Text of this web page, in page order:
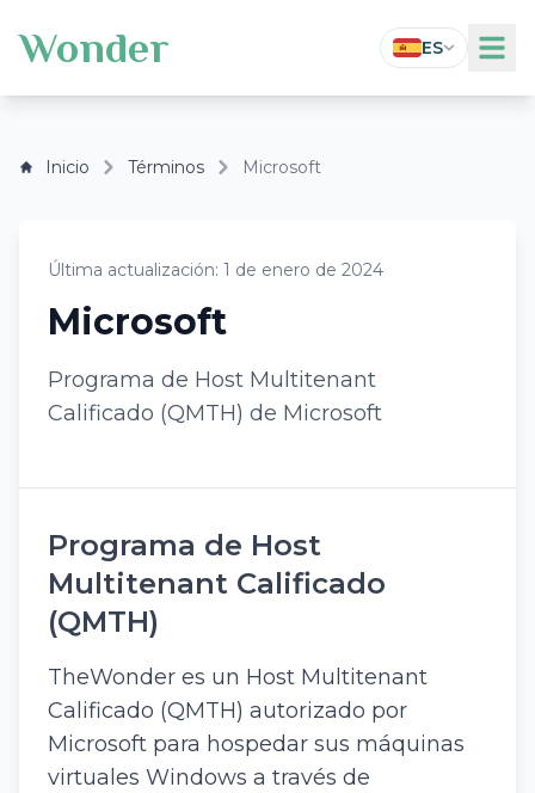
Wonder ES
Inicio Términos Microsoft
Última actualización: 1 de enero de 2024
Microsoft
Programa de Host Multitenant
Calificado (QMTH) de Microsoft
Programa de Host
Multitenant Calificado
(QMTH)
TheWonder es un Host Multitenant
Calificado (QMTH) autorizado por
Microsoft para hospedar sus máquinas
virtuales Windows a través de